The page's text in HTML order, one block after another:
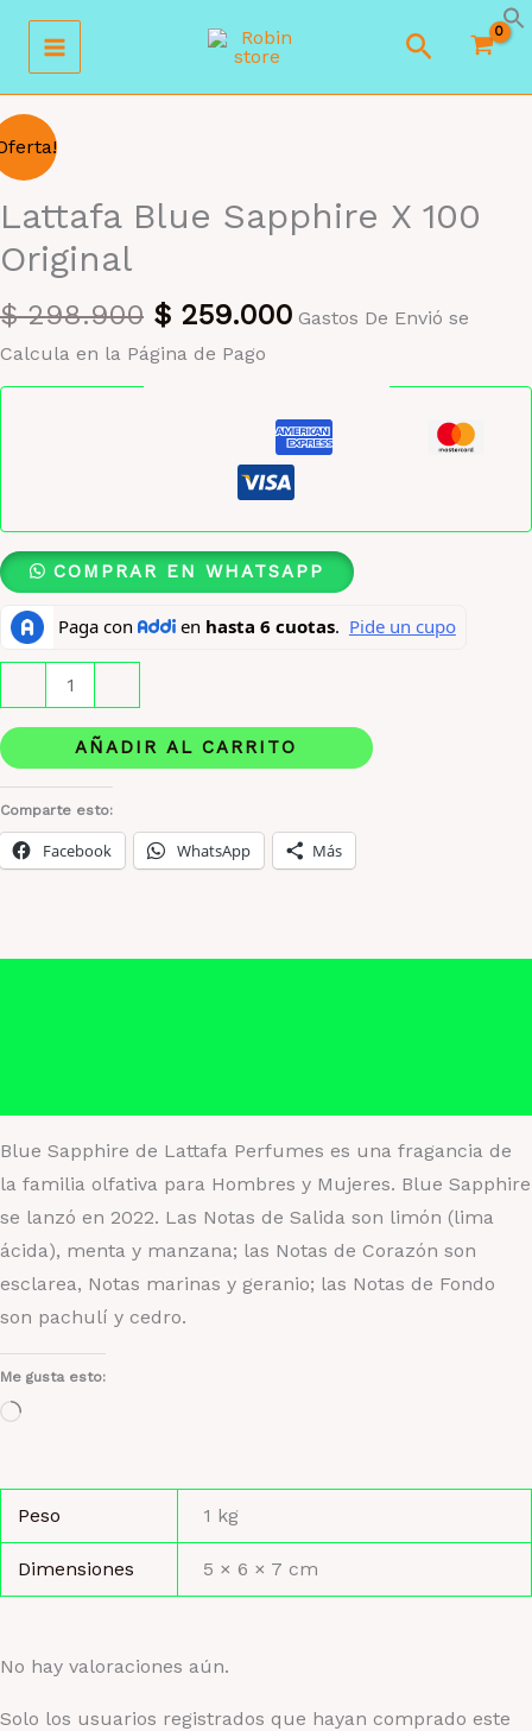
contenido
Buscar
Lattafa Blue Sapphire X 100
Original
$298.900 El
precio
$ 298.900.
$ 259.000El
es:
$ 259.000.
Gastos De Envió se
Calcula en la Página de Pago
COMPRAR EN WHATSAPP
Blue
Sapphire
100
Original
cantidad
AÑADIR AL CARRITO
Comparte esto:
Facebook WhatsApp Más
Blue Sapphire de Lattafa Perfumes es una fragancia de
la familia olfativa para Hombres y Mujeres. Blue Sapphire
se lanzó en 2022. Las Notas de Salida son limón (lima
ácida), menta y manzana; las Notas de Corazón son
esclarea, Notas marinas y geranio; las Notas de Fondo
son pachulí y cedro.
Me gusta esto:
Cargando...
Peso 1 kg
Dimensiones 5 × 6 × 7 cm
No hay valoraciones aún.
Solo los usuarios registrados que hayan comprado este